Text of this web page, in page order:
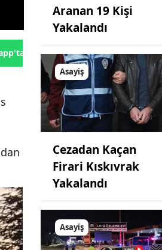
Gönder
Aranan 19 Kişi
Yakalandı
Asayiş
Cezadan Kaçan
Firari Kıskıvrak
Yakalandı
Asayiş